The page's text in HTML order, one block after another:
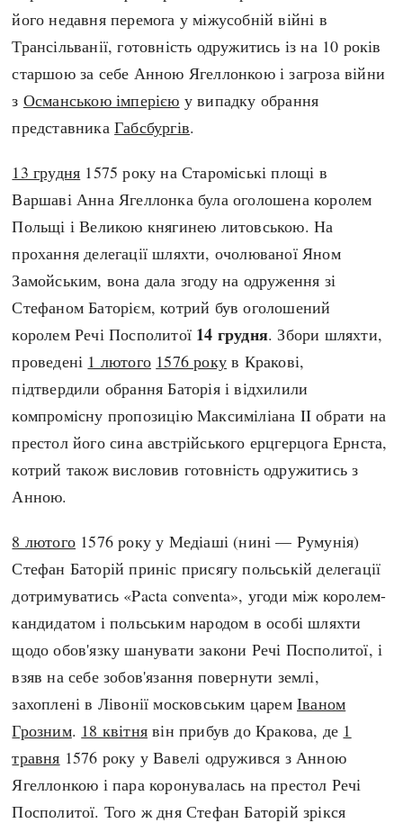
його недавня перемога у міжусобній війні в
Трансільванії, готовність одружитись із на 10 років
старшою за себе Анною Ягеллонкою і загроза війни
з Османською імперією у випадку обрання
представникаГабсбургів.
13 грудня 1575 року на Староміські площі в
Варшаві Анна Ягеллонка була оголошена королем
Польщі і Великою княгинею литовською. На
прохання делегації шляхти, очолюваної Яном
Замойським, вона дала згоду на одруження зі
Стефаном Баторієм, котрий був оголошений
королем Речі Посполитої 14 грудня. Збори шляхти,
проведені 1 лютого 1576 року в Кракові,
підтвердили обрання Баторія і відхилили
компромісну пропозицію Максиміліана II обрати на
престол його сина австрійського ерцгерцога Ернста,
котрий також висловив готовність одружитись з
Анною.
8 лютого 1576 року у Медіаші (нині — Румунія)
Стефан Баторій приніс присягу польській делегації
дотримуватись «Pacta conventa», угоди між королем-
кандидатом і польським народом в особі шляхти
щодо обов'язку шанувати закони Речі Посполитої, і
взяв на себе зобов'язання повернути землі,
захоплені в Лівонії московським царемІваном
Грозним. 18 квітня він прибув до Кракова, де 1
травня 1576 року у Вавелі одружився з Анною
Ягеллонкою і пара коронувалась на престол Речі
Посполитої. Того ж дня Стефан Баторій зрікся